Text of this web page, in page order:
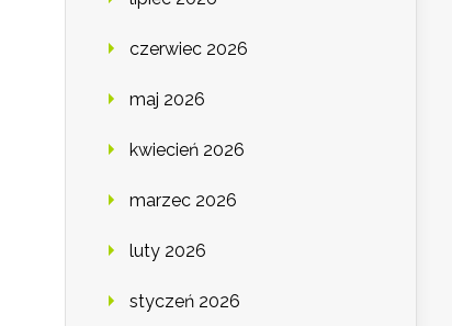
czerwiec 2026
maj 2026
kwiecień 2026
marzec 2026
luty 2026
styczeń 2026